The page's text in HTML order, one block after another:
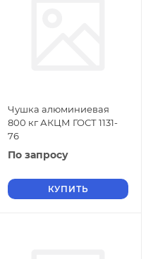
Чушка алюминиевая
800 кг АКЦМ ГОСТ 1131-
76
По запросу
КУПИТЬ